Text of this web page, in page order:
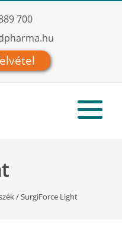
700
/SurgiForce Light